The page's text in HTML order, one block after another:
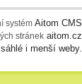
systém Aitom CMS
stránek aitom.cz
i menší weby.